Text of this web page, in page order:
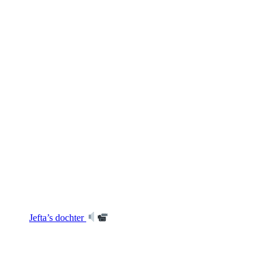
Jefta’s dochter